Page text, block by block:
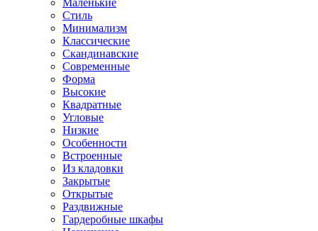
Маленькие
Стиль
Минимализм
Классические
Скандинавские
Современные
Форма
Высокие
Квадратные
Угловые
Низкие
Особенности
Встроенные
Из кладовки
Закрытые
Открытые
Раздвижные
Гардеробные шкафы